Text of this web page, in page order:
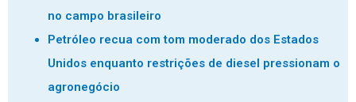
no campo brasileiro
Petróleo recua com tom moderado dos Estados
Unidos enquanto restrições de diesel pressionam o
agronegócio